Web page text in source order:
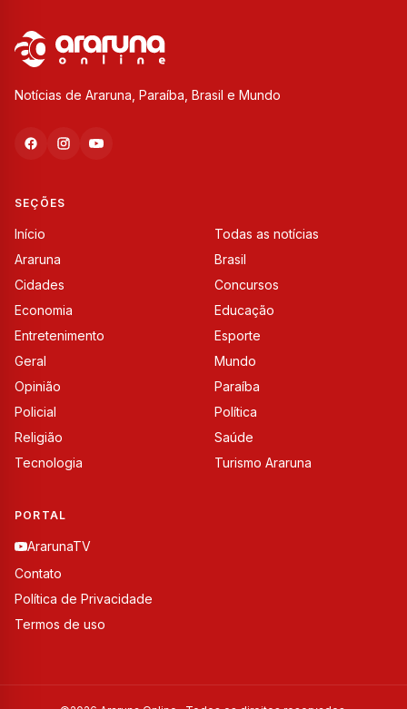
Notícias de Araruna, Paraíba, Brasil e Mundo
SEÇÕES
Início
Todas as notícias
Araruna
Brasil
Cidades
Concursos
Economia
Educação
Entretenimento
Esporte
Geral
Mundo
Opinião
Paraíba
Policial
Política
Religião
Saúde
Tecnologia
Turismo Araruna
PORTAL
ArarunaTV
Contato
Política de Privacidade
Termos de uso